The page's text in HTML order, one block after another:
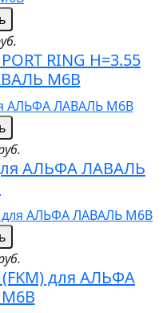
RING H=3.55
M6B
АЛЬФА ЛАВАЛЬ
для АЛЬФА